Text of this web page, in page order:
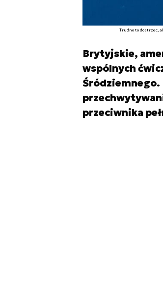
Trudno to dostrzec,
Brytyjskie,
wspólnych
Śródziemnego.
przeciwnika